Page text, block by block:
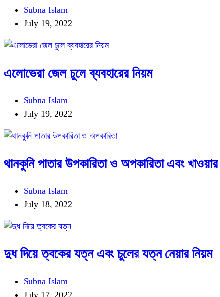
Subna Islam
July 19, 2022
এলোভেরা জেল চুলে ব্যবহারের নিয়ম
Subna Islam
July 19, 2022
থানকুনি পাতার উপকারিতা ও অপকারিতা এবং
Subna Islam
July 18, 2022
দুধ দিয়ে ত্বকের যত্ন এবং চুলের যত্ন নেয়ার নিয়ম
Subna Islam
July 17, 2022